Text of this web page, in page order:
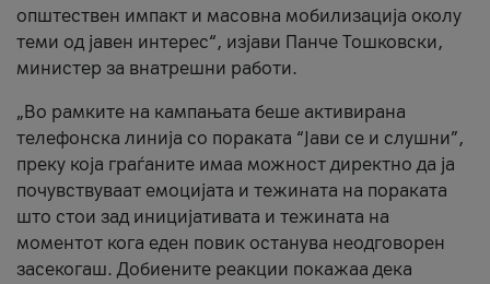
општествен импакт и масовна мобилизација околу
теми од јавен интерес“, изјави Панче Тошковски,
министер за внатрешни работи.
„Во рамките на кампањата беше активирана
телефонска линија со пораката “Јави се и слушни”,
преку која граѓаните имаа можност директно да ја
почувствуваат емоцијата и тежината на пораката
што стои зад иницијативата и тежината на
моментот кога еден повик останува неодговорен
засекогаш. Добиените реакции покажаа дека